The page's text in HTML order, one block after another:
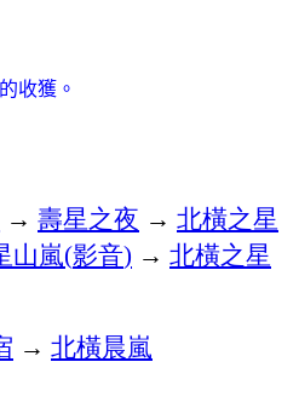
收獲。
→ 壽星之夜 → 北橫之星
山嵐(影音) → 北橫之星
→ 北橫晨嵐